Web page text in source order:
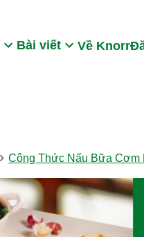
Bài viết Về Knorr
Công Thức Nấu Bữa Cơm